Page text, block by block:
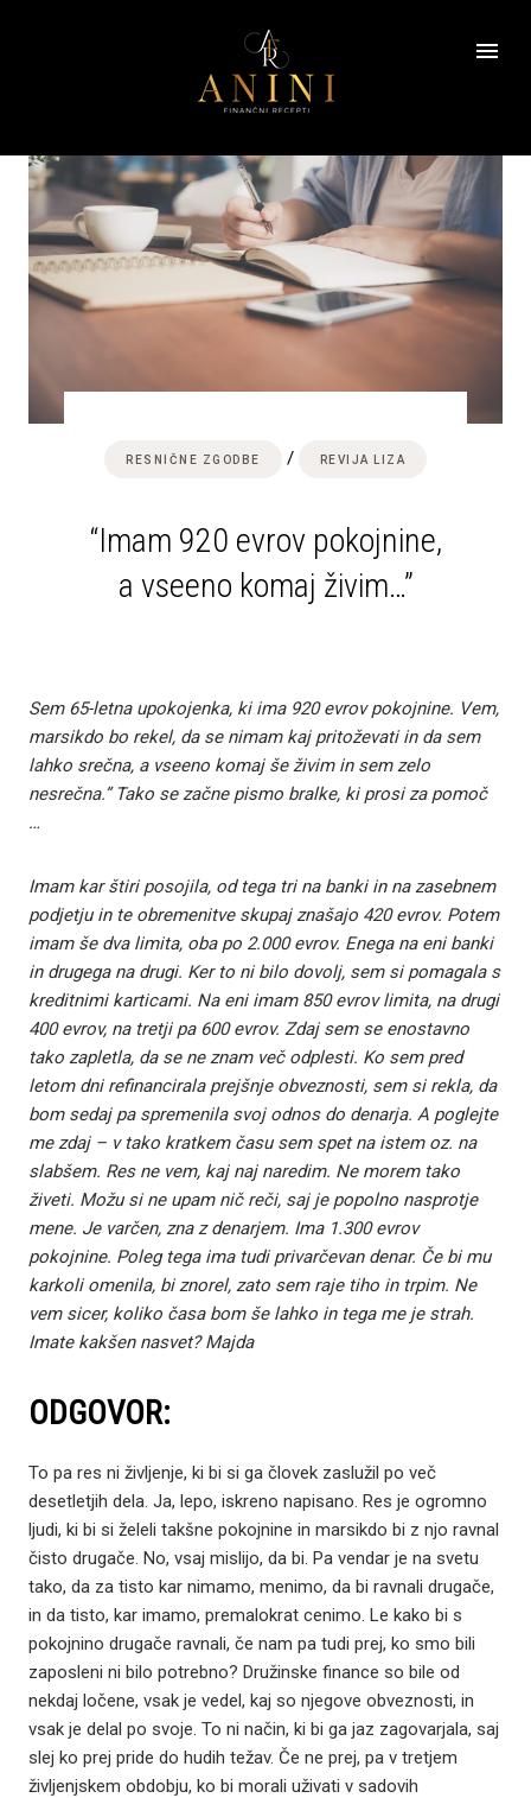
Skip
content
RESNIČNE ZGODBE / REVIJA LIZA
“Imam 920 evrov pokojnine,
a vseeno komaj živim…”
Sem 65-letna upokojenka, ki ima 920 evrov pokojnine. Vem,
marsikdo bo rekel, da se nimam kaj pritoževati in da sem
lahko srečna, a vseeno komaj še živim in sem zelo
nesrečna.” Tako se začne pismo bralke, ki prosi za pomoč
…
Imam kar štiri posojila, od tega tri na banki in na zasebnem
podjetju in te obremenitve skupaj znašajo 420 evrov. Potem
imam še dva limita, oba po 2.000 evrov. Enega na eni banki
in drugega na drugi. Ker to ni bilo dovolj, sem si pomagala s
kreditnimi karticami. Na eni imam 850 evrov limita, na drugi
400 evrov, na tretji pa 600 evrov. Zdaj sem se enostavno
tako zapletla, da se ne znam več odplesti. Ko sem pred
letom dni refinancirala prejšnje obveznosti, sem si rekla, da
bom sedaj pa spremenila svoj odnos do denarja. A poglejte
me zdaj – v tako kratkem času sem spet na istem oz. na
slabšem. Res ne vem, kaj naj naredim. Ne morem tako
živeti. Možu si ne upam nič reči, saj je popolno nasprotje
mene. Je varčen, zna z denarjem. Ima 1.300 evrov
pokojnine. Poleg tega ima tudi privarčevan denar. Če bi mu
karkoli omenila, bi znorel, zato sem raje tiho in trpim. Ne
vem sicer, koliko časa bom še lahko in tega me je strah.
Imate kakšen nasvet? Majda
ODGOVOR:
To pa res ni življenje, ki bi si ga človek zaslužil po več
desetletjih dela. Ja, lepo, iskreno napisano. Res je ogromno
ljudi, ki bi si želeli takšne pokojnine in marsikdo bi z njo ravnal
čisto drugače. No, vsaj mislijo, da bi. Pa vendar je na svetu
tako, da za tisto kar nimamo, menimo, da bi ravnali drugače,
in da tisto, kar imamo, premalokrat cenimo. Le kako bi s
pokojnino drugače ravnali, če nam pa tudi prej, ko smo bili
zaposleni ni bilo potrebno? Družinske finance so bile od
nekdaj ločene, vsak je vedel, kaj so njegove obveznosti, in
vsak je delal po svoje. To ni način, ki bi ga jaz zagovarjala, saj
slej ko prej pride do hudih težav. Če ne prej, pa v tretjem
življenjskem obdobju, ko bi morali uživati v sadovih